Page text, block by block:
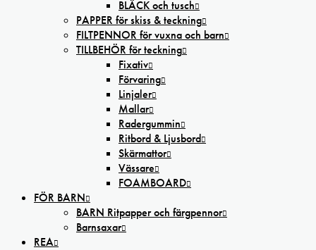
BLÄCK och tusch
PAPPER för skiss & teckning
FILTPENNOR för vuxna och barn
TILLBEHÖR för teckning
Fixativ
Förvaring
Linjaler
Mallar
Radergummin
Ritbord & Ljusbord
Skärmattor
Vässare
FOAMBOARD
FÖR BARN
BARN Ritpapper och färgpennor
Barnsaxar
REA